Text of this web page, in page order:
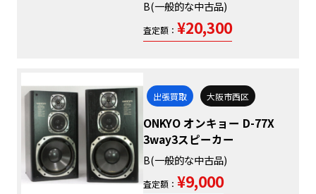
B(一般的な中古品)
査定額： ¥20,300
出張買取 大阪市西区
ONKYO オンキョー D-77X
3way3スピーカー
B(一般的な中古品)
査定額： ¥9,000